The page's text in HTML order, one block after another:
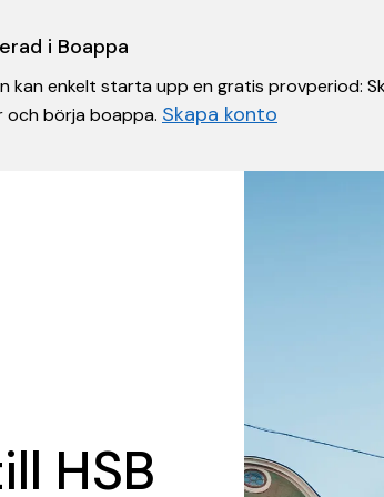
i Boappa
kan enkelt starta upp en gratis provperiod:
och börja boappa. Skapa konto
HSB